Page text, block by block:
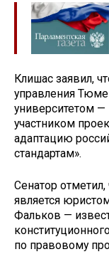
Клишас заявил,
управления
университетом
участником
адаптацию
стандартам».
Сенатор
является
Фальков —
по правовому